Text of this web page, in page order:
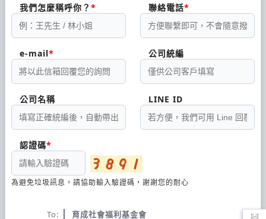
我們怎麼稱呼你？ 聯絡電話
e-mail 公司統編
公司名稱 LINE ID
認證碼
為避免垃圾訊息，請協助輸入驗證碼，謝謝您的耐心
To: 育成社會福利基金會